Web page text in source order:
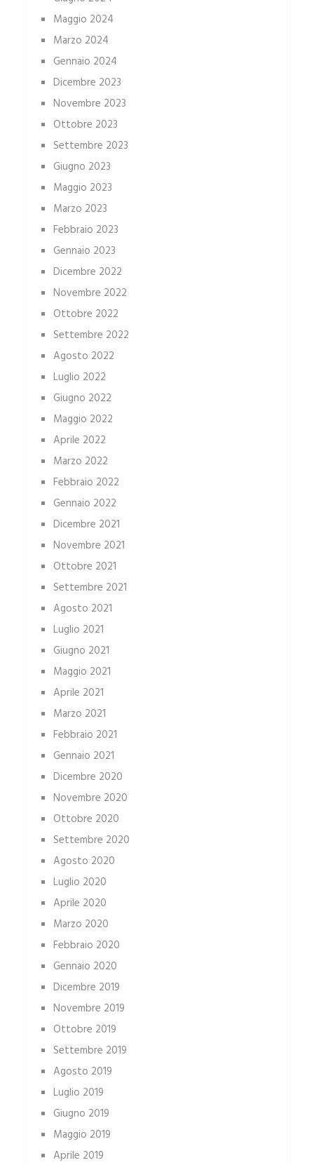
Maggio 2024
Marzo 2024
Gennaio 2024
Dicembre 2023
Novembre 2023
Ottobre 2023
Settembre 2023
Giugno 2023
Maggio 2023
Marzo 2023
Febbraio 2023
Gennaio 2023
Dicembre 2022
Novembre 2022
Ottobre 2022
Settembre 2022
Agosto 2022
Luglio 2022
Giugno 2022
Maggio 2022
Aprile 2022
Marzo 2022
Febbraio 2022
Gennaio 2022
Dicembre 2021
Novembre 2021
Ottobre 2021
Settembre 2021
Agosto 2021
Luglio 2021
Giugno 2021
Maggio 2021
Aprile 2021
Marzo 2021
Febbraio 2021
Gennaio 2021
Dicembre 2020
Novembre 2020
Ottobre 2020
Settembre 2020
Agosto 2020
Luglio 2020
Aprile 2020
Marzo 2020
Febbraio 2020
Gennaio 2020
Dicembre 2019
Novembre 2019
Ottobre 2019
Settembre 2019
Agosto 2019
Luglio 2019
Giugno 2019
Maggio 2019
Aprile 2019